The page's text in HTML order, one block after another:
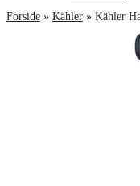
Forside » Kähler » Kähler